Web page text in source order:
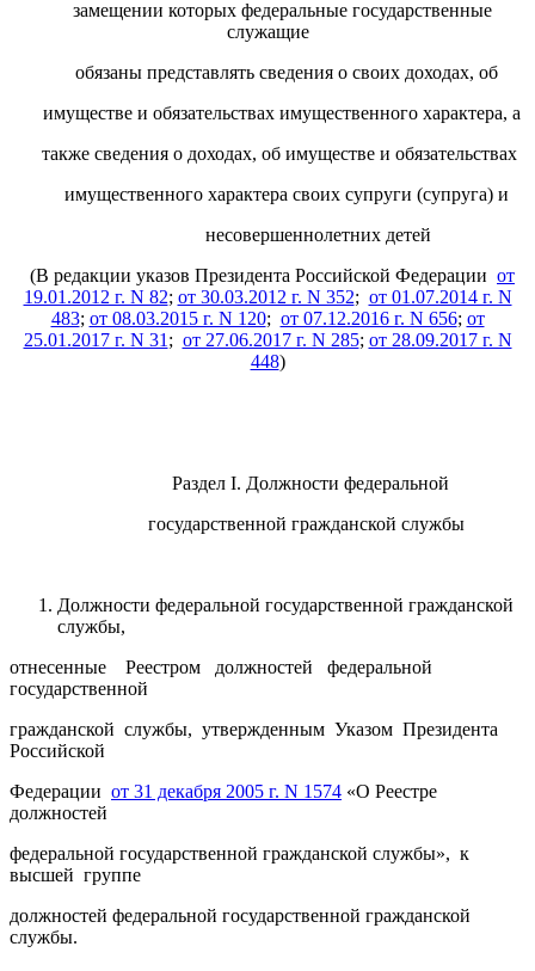
замещении которых федеральные государственные
служащие
обязаны представлять сведения о своих доходах, об
имуществе и обязательствах имущественного характера, а
также сведения о доходах, об имуществе и обязательствах
имущественного характера своих супруги (супруга) и
несовершеннолетних детей
(В редакции указов Президента Российской Федерации от
19.01.2012 г. N 82; от 30.03.2012 г. N 352; от 01.07.2014 г. N
483; от 08.03.2015 г. N 120; от 07.12.2016 г. N 656; от
25.01.2017 г. N 31 ; от 27.06.2017 г. N 285; от 28.09.2017 г. N
448)
Раздел I. Должности федеральной
государственной гражданской службы
Должности федеральной государственной гражданской
службы,
отнесенные Реестром должностей федеральной
государственной
гражданской службы, утвержденным Указом Президента
Российской
Федерации от 31 декабря 2005 г. N 1574 «О Реестре
должностей
федеральной государственной гражданской службы», к
высшей группе
должностей федеральной государственной гражданской
службы.